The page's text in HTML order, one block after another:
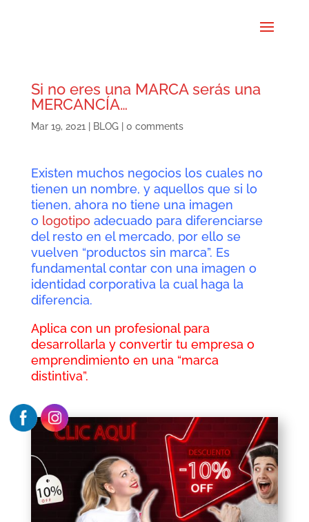
Si no eres una MARCA serás una
MERCANCÍA…
Mar 19, 2021 BLOG| 0 comments
Existen muchos negocios los cuales no
tienen un nombre, y aquellos que si lo
tienen, ahora no tiene una imagen
o logotipo adecuado para diferenciarse
del resto en el mercado, por ello se
vuelven “productos sin marca”. Es
fundamental contar con una imagen o
identidad corporativa la cual haga la
diferencia.
Aplica con un profesional para
desarrollarla y convertir tu empresa o
emprendimiento en una “marca
distintiva”.